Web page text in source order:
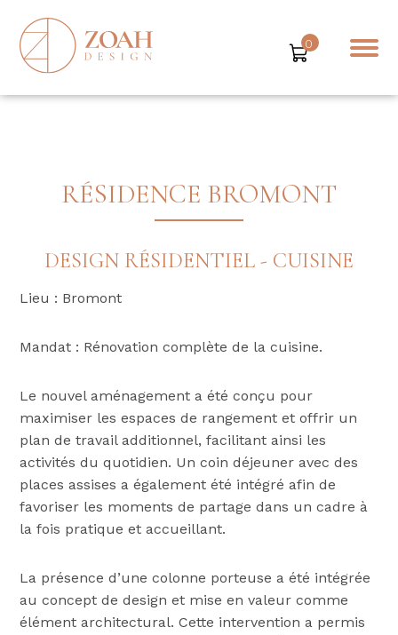
0
RÉSIDENCE BROMONT
DESIGN RÉSIDENTIEL - CUISINE
Lieu : Bromont
Mandat : Rénovation complète de la cuisine.
Le nouvel aménagement a été conçu pour
maximiser les espaces de rangement et offrir un
plan de travail additionnel, facilitant ainsi les
activités du quotidien. Un coin déjeuner avec des
places assises a également été intégré afin de
favoriser les moments de partage dans un cadre à
la fois pratique et accueillant.
La présence d’une colonne porteuse a été intégrée
au concept de design et mise en valeur comme
élément architectural. Cette intervention a permis